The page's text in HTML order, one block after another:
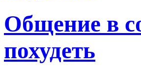
Общение в
похудеть